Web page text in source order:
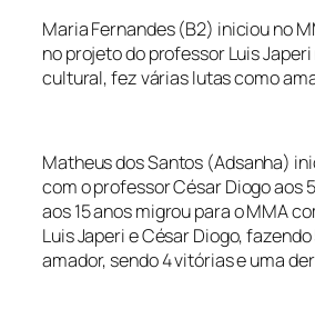
Maria Fernandes (B2) iniciou no
no projeto do professor Luis
cultural, fez várias lutas como
Matheus dos Santos (Adsanha)
com o professor César Diogo aos
aos 15 anos migrou para o MMA
Luis Japeri e César Diogo,
amador, sendo 4 vitórias e uma